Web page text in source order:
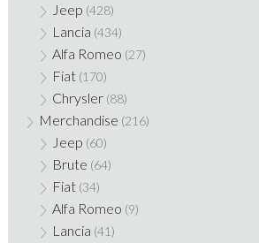
Jeep (428)
Lancia (434)
Alfa Romeo (27)
Fiat (170)
Chrysler (88)
Merchandise (216)
Jeep (60)
Brute (64)
Fiat (34)
Alfa Romeo (9)
Lancia (41)